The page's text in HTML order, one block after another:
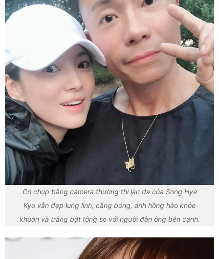
Có chụp bằng camera thường thì làn da của Song Hye
Kyo vẫn đẹp lung linh, căng bóng, ánh hồng hào khỏe
khoắn và trắng bật tông so với người đàn ông bên cạnh.